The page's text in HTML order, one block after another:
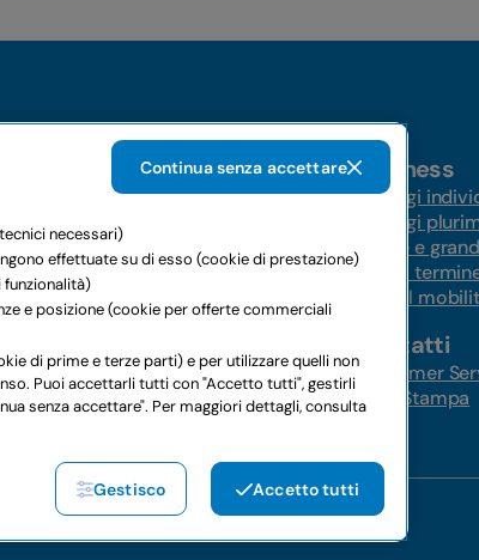
a lungo termine
internazionale
uffici
auto
extra auto
furgoni
extra furgoni
Business
Noleggi
Noleggi
Medie e
Lungo
Global
Contatti
Customer
Area Stampa
necessari)
effettuate su di esso (cookie di prestazione)
funzionalità)
e posizione (cookie per offerte commerciali
di prime e terze parti) e per utilizzare quelli non
Puoi accettarli tutti con "Accetto tutti", gestirli
senza accettare". Per maggiori dettagli, consulta
Gestisco Accetto tutti
Continua senza accettare